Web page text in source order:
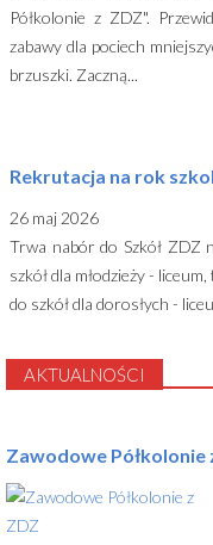
Półkolonie z ZDZ".
zabawy dla pociech
brzuszki. Zaczną...
Rekrutacja na rok
26 maj 2026
Trwa nabór do Szkół ZDZ
szkół dla młodzieży -
do szkół dla dorosłych -
AKTUALNOŚCI
Zawodowe Półkolonie